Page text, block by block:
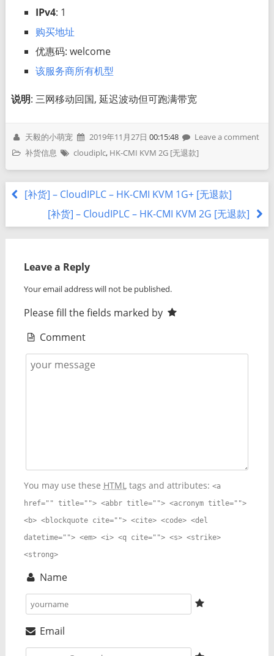
IPv4: 1
购买地址
优惠码: welcome
该服务商所有机型
说明: 三网移动回国, 延迟波动但可跑满带宽
天毅的小萌宠 2019年11月27日 00:15:48
Leave a comment
补货信息
cloudiplc, HK-CMI KVM 2G [无退款]
[补货] – CloudIPLC – HK-CMI KVM 1G+ [无退款]
[补货] – CloudIPLC – HK-CMI KVM 2G [无退款]
Leave a Reply
Your email address will not be published.
Please fill the fields marked by
Comment
You may use these HTMLtags and attributes: <a
href="" title=""> <abbr title=""> <acronym title="">
<b> <blockquote cite=""> <cite> <code> <del
datetime=""> <em> <i> <q cite=""> <s> <strike>
<strong>
Name
Email